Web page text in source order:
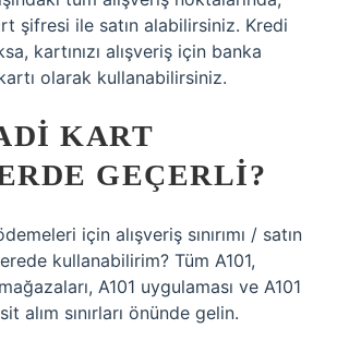
şifresi ile satın alabilirsiniz. Kredi
kartınızı alışveriş için banka
olarak kullanabilirsiniz.
KART
GEÇERLI?
için alışveriş sınırımı / satın
kullanabilirim? Tüm A101,
A101 uygulaması ve A101
alım sınırları önünde gelin.